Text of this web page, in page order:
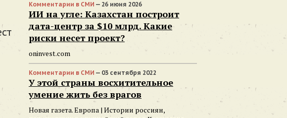
Комментарии в СМИ — 26 июня 2026
ИИ на угле: Казахстан построит
дата-центр за $10 млрд. Какие
риски несет проект?
oninvest.com
Комментарии в СМИ — 03 сентября 2022
У этой страны восхитительное
умение жить без врагов
Новая газета. Европа | Истории россиян,